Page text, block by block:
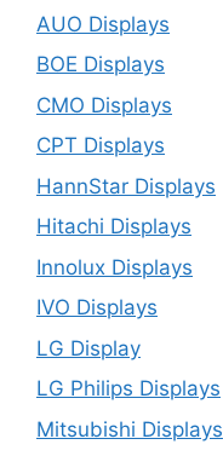
AUO Displays
BOE Displays
CMO Displays
CPT Displays
HannStar Displays
Hitachi Displays
Innolux Displays
IVO Displays
LG Display
LG Philips Displays
Mitsubishi Displays